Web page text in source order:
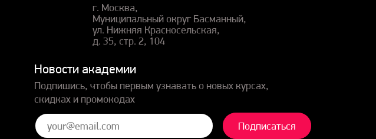
г. Москва,
Муниципальный округ Басманный,
ул. Нижняя Красносельская,
д. 35, стр. 2, 104
Новости академии
Подпишись, чтобы первым узнавать о новых курсах,
скидках и промокодах
Подписаться